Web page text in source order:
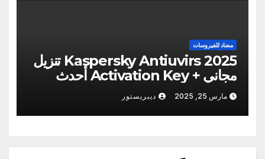
مضاد للفيروسات
Kaspersky Antiuvirs 2025 تنزيل
مجاني + Activation Key أحدث
مارس 25, 2025 ديبريستور